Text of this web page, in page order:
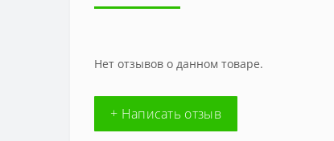
Нет отзывов о данном товаре.
+ Написать отзыв